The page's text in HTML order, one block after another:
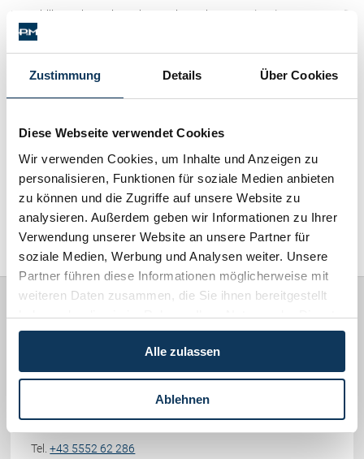
Zustimmung Details Über Cookies
Diese Webseite verwendet Cookies
Wir verwenden Cookies, um Inhalte und Anzeigen zu
personalisieren, Funktionen für soziale Medien anbieten
zu können und die Zugriffe auf unsere Website zu
analysieren. Außerdem geben wir Informationen zu Ihrer
Verwendung unserer Website an unsere Partner für
soziale Medien, Werbung und Analysen weiter. Unsere
Partner führen diese Informationen möglicherweise mit
weiteren Daten zusammen, die Sie ihnen bereitgestellt
haben oder die sie im Rahmen Ihrer Nutzung der Dienste
gesammelt haben.
Alle zulassen
Ablehnen
Familie
und Übergabeverträgen
Check dein Recht/Erbrecht
Schenkung von Immobilien
Checklisten: Haus-, Wohnungs- und
Grundstückkauf
Checkliste: Immobilienertragssteuer
Checkliste: Mietvertrag
Checkliste: GmbH-Gründung
Checkliste: Gewerbeanm. durch jur.
Person
Kontakt
Immobilienrecht / Mietrecht / Ferienwohnungen (268)
Wirtschaftsrecht / Gesellschaftsrecht (382)
Familienrecht / Eherecht / Erbrecht (169)
Sonstiges (478)
Rechtsanwälte
PICCOLRUAZ & MÜLLER
Werdenbergerstraße 38
Vorarlberg, Österreich
Tel.+43 5552 62 286